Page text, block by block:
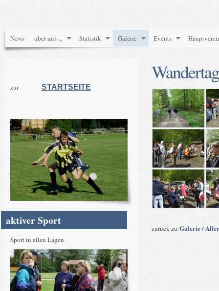
News über uns ... Statistik Galerie Events
zurück zu:Galerie /
zur STARTSEITE
aktiver Sport
Sport in allen Lagen